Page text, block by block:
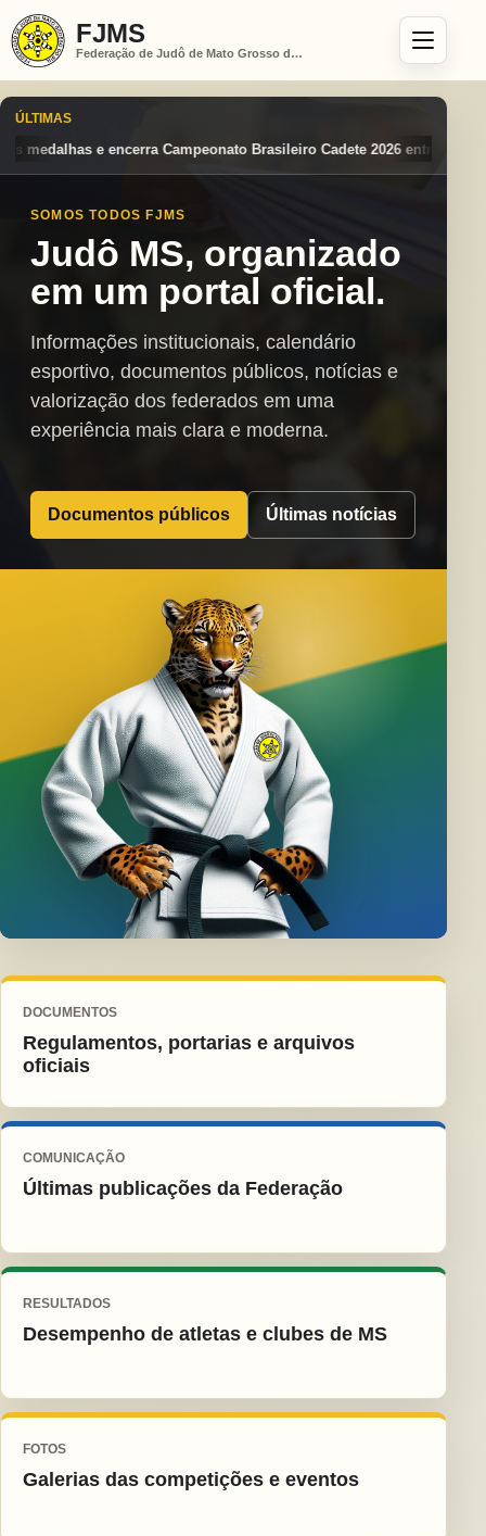
FJMS
Federação de Judô de Mato Grosso do Sul
ÚLTIMAS
Brasileiro Cadete 2026 entre os destaques nacionais Mato
SOMOS TODOS FJMS
Judô MS, organizado
em um portal oficial.
Informações institucionais, calendário
esportivo, documentos públicos, notícias e
valorização dos federados em uma
experiência mais clara e moderna.
Documentos públicos Últimas notícias
DOCUMENTOS
Regulamentos, portarias e arquivos
oficiais
COMUNICAÇÃO
Últimas publicações da Federação
RESULTADOS
Desempenho de atletas e clubes de MS
FOTOS
Galerias das competições e eventos